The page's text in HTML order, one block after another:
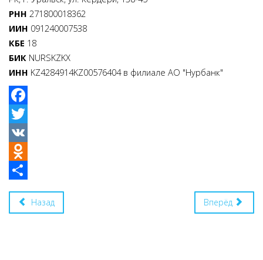
РНН 271800018362
ИИН 091240007538
КБЕ 18
БИК NURSKZKX
ИНН KZ4284914KZ00576404 в филиале АО "Нурбанк"
Facebook
Twitter
VK
Odnoklassniki
Share
Назад
Вперёд